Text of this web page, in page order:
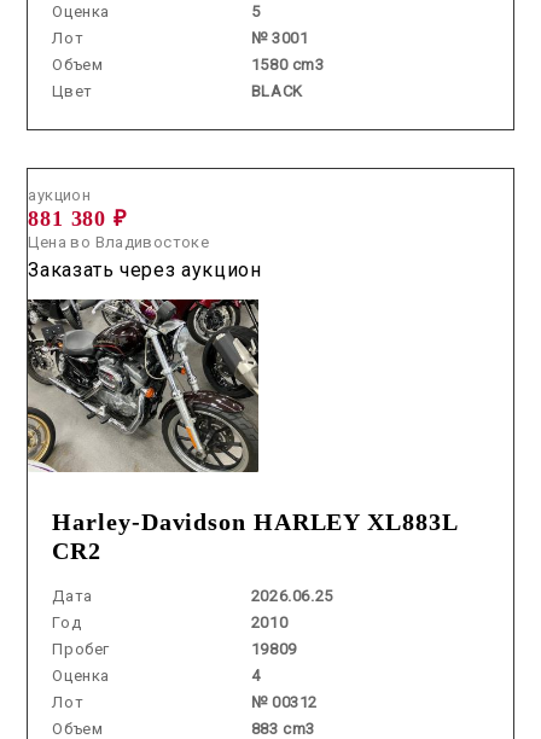
Оценка
5
Лот
№ 3001
Объем
1580 cm3
Цвет
BLACK
Harley-Davidson HARLEY XL883L
CR2
Дата
2026.06.25
Год
2010
Пробег
19809
Оценка
4
Лот
№ 00312
Объем
883 cm3
аукцион
881 380 ₽
Цена во Владивостоке
Заказать через аукцион